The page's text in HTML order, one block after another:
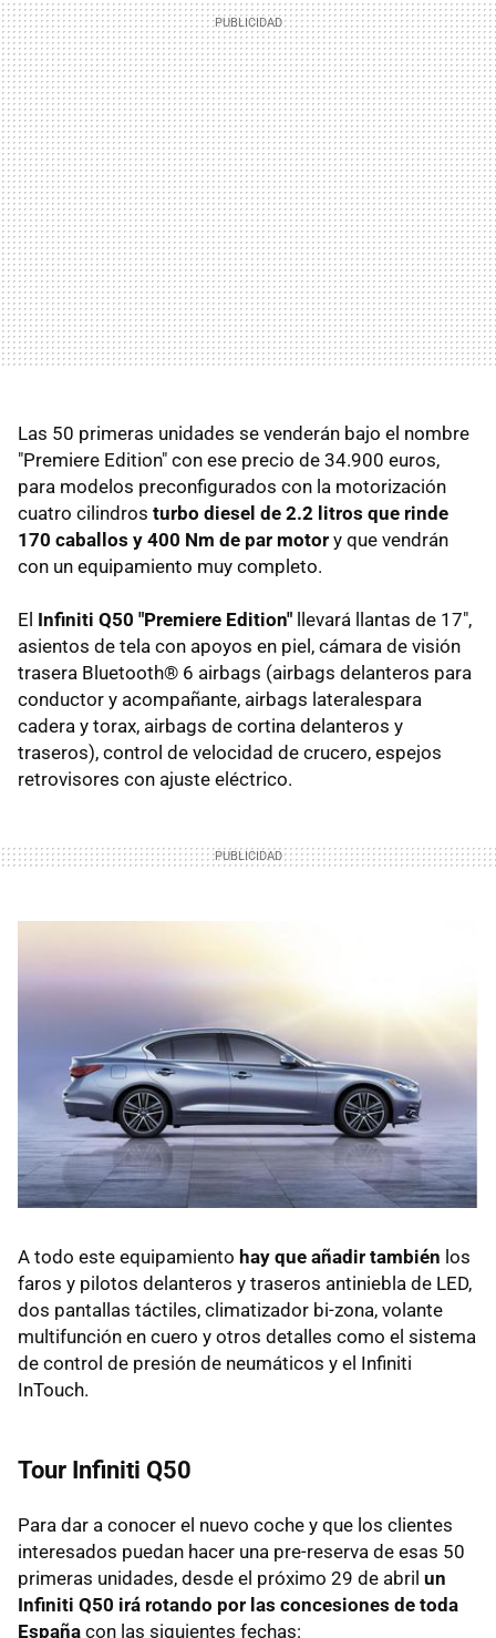
Las 50 primeras unidades se venderán bajo el nombre
"Premiere Edition" con ese precio de 34.900 euros,
para modelos preconfigurados con la motorización
cuatro cilindros turbo diesel de 2.2 litros que rinde
170 caballos y 400 Nm de par motor y que vendrán
con un equipamiento muy completo.
El Infiniti Q50 "Premiere Edition" llevará llantas de 17",
asientos de tela con apoyos en piel, cámara de visión
trasera Bluetooth® 6 airbags (airbags delanteros para
conductor y acompañante, airbags lateralespara
cadera y torax, airbags de cortina delanteros y
traseros), control de velocidad de crucero, espejos
retrovisores con ajuste eléctrico.
A todo este equipamiento hay que añadir también los
faros y pilotos delanteros y traseros antiniebla de LED,
dos pantallas táctiles, climatizador bi-zona, volante
multifunción en cuero y otros detalles como el sistema
de control de presión de neumáticos y el Infiniti
InTouch.
Tour Infiniti Q50
Para dar a conocer el nuevo coche y que los clientes
interesados puedan hacer una pre-reserva de esas 50
primeras unidades, desde el próximo 29 de abril un
Infiniti Q50 irá rotando por las concesiones de toda
España con las siguientes fechas: